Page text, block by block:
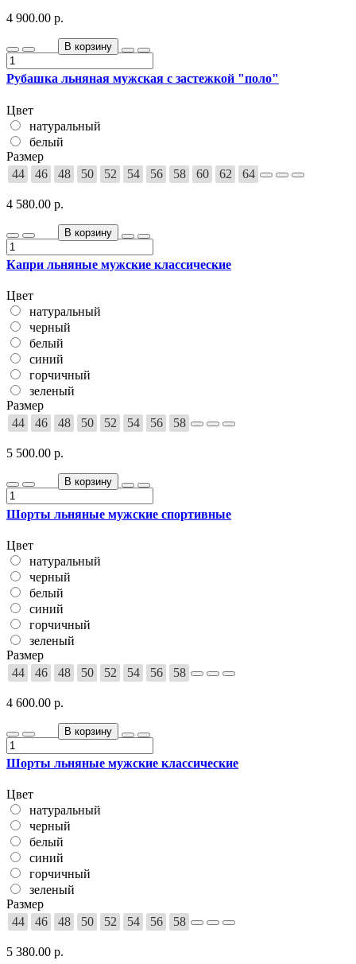
4 900.00 р.
В корзину
Рубашка льняная мужская с застежкой "поло"
Цвет
натуральный
белый
Размер
44
46 48 50 52 54 56 58 60 62 64
4 580.00 р.
В корзину
Капри льняные мужские классические
Цвет
натуральный
черный
белый
синий
горчичный
зеленый
Размер
44
46 48 50 52 54 56 58
5 500.00 р.
В корзину
Шорты льняные мужские спортивные
Цвет
натуральный
черный
белый
синий
горчичный
зеленый
Размер
44
46 48 50 52 54 56 58
4 600.00 р.
В корзину
Шорты льняные мужские классические
Цвет
натуральный
черный
белый
синий
горчичный
зеленый
Размер
44
46 48 50 52 54 56 58
5 380.00 р.